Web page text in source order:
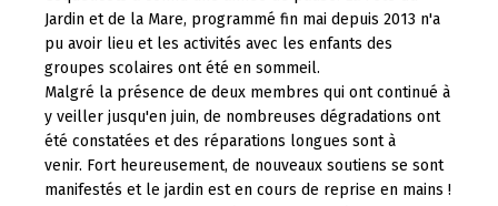
Jardin et de la Mare, programmé fin mai depuis 2013 n'a
pu avoir lieu et les activités avec les enfants des
groupes scolaires ont été en sommeil.
Malgré la présence de deux membres qui ont continué à
y veiller jusqu'en juin, de nombreuses dégradations ont
été constatées et des réparations longues sont à
venir. Fort heureusement, de nouveaux soutiens se sont
manifestés et le jardin est en cours de reprise en mains !